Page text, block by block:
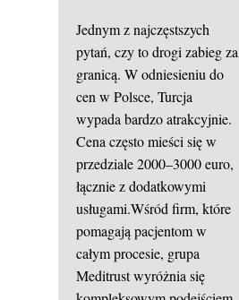
Jednym z najczęstszych
pytań, czy to drogi zabieg za
granicą. W odniesieniu do
cen w Polsce, Turcja
wypada bardzo atrakcyjnie.
Cena często mieści się w
przedziale 2000–3000 euro,
łącznie z dodatkowymi
usługami.Wśród firm, które
pomagają pacjentom w
całym procesie, grupa
Meditrust wyróżnia się